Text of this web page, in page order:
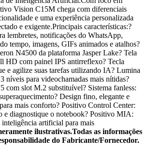
Vision C15M chega com diferenciais
e uma experiência personalizada
e exigente.Principais características:?
lembretes, notificações do WhatsApp,
tempo, imagens, GIFs animados e atalhos?
N4500 da plataforma Jasper Lake? Tela
HD com painel IPS antirreflexo? Tecla
e agilize suas tarefas utilizando IA? Lumina
níveis para videochamadas mais nítidas?
com slot M.2 substituível? Sistema fanless:
Design fino, elegante e
mais conforto? Positivo Control Center:
e diagnostique o notebook? Positivo MIA:
inteligência artificial para mais
ilustrativas.Todas as informações
do Fabricante/Fornecedor.